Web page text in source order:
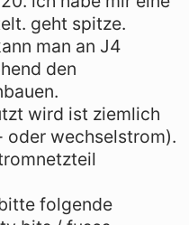
geht spitze.
man an J4
den
wird ist ziemlich
wechselstrom).
folgende